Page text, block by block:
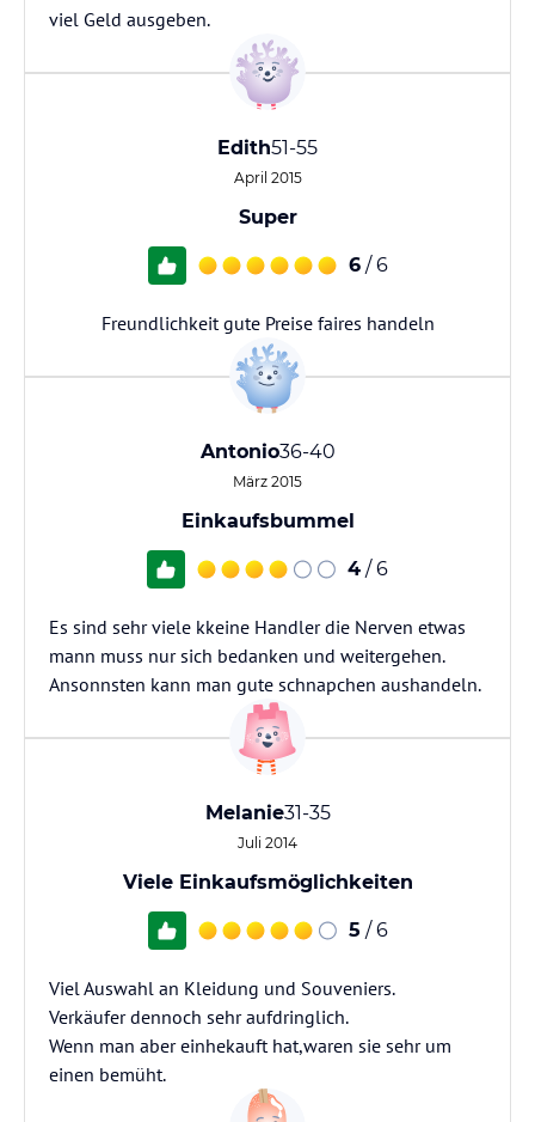
viel Geld ausgeben.
Edith51-55
April 2015
Super
6 / 6
Freundlichkeit gute Preise faires handeln
Antonio36-40
März 2015
Einkaufsbummel
4 / 6
Es sind sehr viele kkeine Handler die Nerven etwas
mann muss nur sich bedanken und weitergehen.
Ansonnsten kann man gute schnapchen aushandeln.
Melanie31-35
Juli 2014
Viele Einkaufsmöglichkeiten
5 / 6
Viel Auswahl an Kleidung und Souveniers.
Verkäufer dennoch sehr aufdringlich.
Wenn man aber einhekauft hat,waren sie sehr um
einen bemüht.